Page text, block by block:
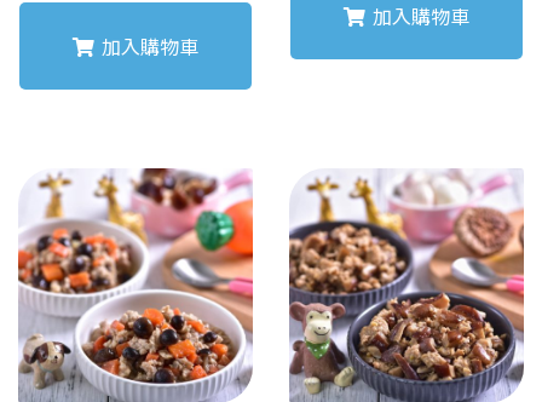
加入購物車
加入購物車